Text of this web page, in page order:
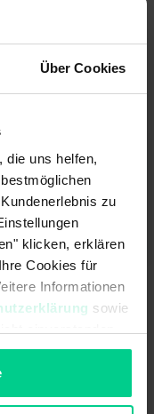
Über Cookies
die uns helfen,
zu
klicken, erklären
Cookies für
Informationen
sowie
Cookies hier